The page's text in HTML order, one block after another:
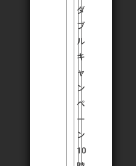
ダ
ブ
ル
キ
ャ
ン
ペ
ー
ン
10